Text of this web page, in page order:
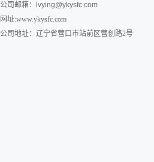
公司邮箱：
lvying@ykysfc.com
网址:www.ykysfc.com
公司地址：辽宁省营口市站前区营创路2号